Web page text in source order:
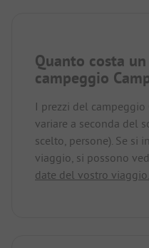
Quanto costa
campeggio
I prezzi del
variare a seconda del
scelto, persone). Se si
viaggio, si possono
date del vostro viaggio.